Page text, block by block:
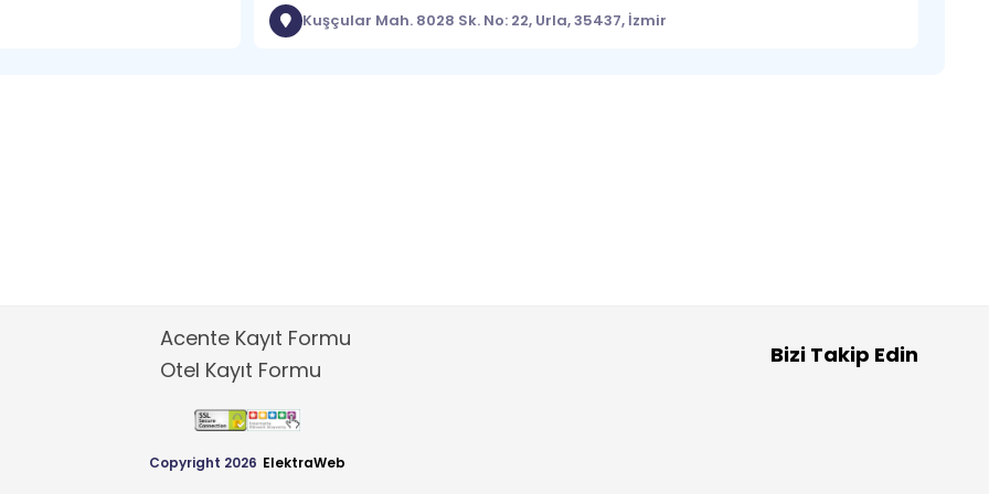
Kuşçular Mah. 8028 Sk. No: 22, Urla, 35437, İzmir
Acente Kayıt Formu
Otel Kayıt Formu
Bizi Takip Edin
Copyright 2026 ElektraWeb